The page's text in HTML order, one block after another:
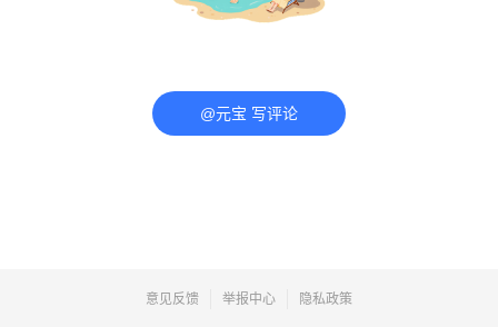
@元宝 写评论
意见反馈 举报中心 隐私政策